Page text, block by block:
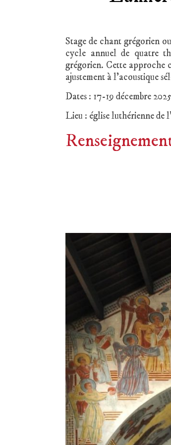
Stage de chant grégorien
cycle annuel de quatre
grégorien. Cette approche
ajustement à l’acoustique
Dates : 17-19 décembre 2025
Lieu : église luthérienne de